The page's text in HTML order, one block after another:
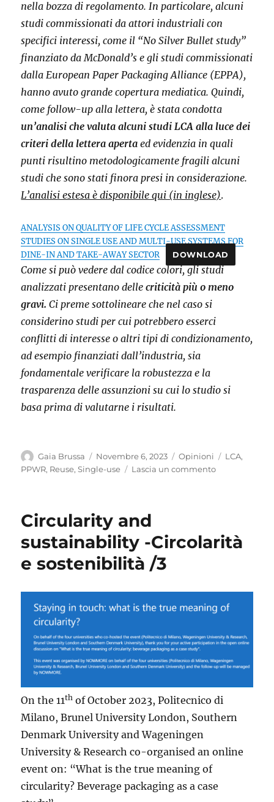
nella bozza di regolamento. In particolare, alcuni
studi commissionati da attori industriali con
specifici interessi, come il “No Silver Bullet study”
finanziato da McDonald’s e gli studi commissionati
dalla European Paper Packaging Alliance (EPPA),
hanno avuto grande copertura mediatica. Quindi,
come follow-up alla lettera, è stata condotta
un’analisi che valuta alcuni studi LCA alla luce dei
criteri della lettera aperta ed evidenzia in quali
punti risultino metodologicamente fragili alcuni
studi che sono stati finora presi in considerazione.
L’analisi estesa è disponibile qui (in inglese).
ANALYSIS ON QUALITY OF LIFE CYCLE ASSESSMENT
STUDIES ON SINGLE USE AND MULTI-USE SYSTEMS FOR
DINE-IN AND TAKE-AWAY SECTOR
DOWNLOAD
Come si può vedere dal codice colori, gli studi
analizzati presentano dellecriticità più o meno
gravi. Ci preme sottolineare che nel caso si
considerino studi per cui potrebbero esserci
conflitti di interesse o altri tipi di condizionamento,
ad esempio finanziati dall’industria, sia
fondamentale verificare la robustezza e la
trasparenza delle assunzioni su cui lo studio si
basa prima di valutarne i risultati.
Autore
Gaia Brussa
Pubblicato
il
Novembre 6, 2023 Categorie
Opinioni Tag
LCA,
PPWR, Reuse,Single-use Lascia un commentosu
Assessment
studies
reusable
for
dine-
in
take-
away
influencing
on
Circularity and
sustainability -Circolarità
e sostenibilità /3
On the 11th of October 2023, Politecnico di
Milano, Brunel University London, Southern
Denmark University and Wageningen
University & Research co-organised an online
event on: “What is the true meaning of
circularity? Beverage packaging as a case